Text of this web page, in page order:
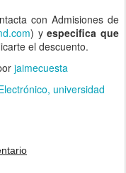
con Admisiones de
) yespecifica que
el descuento.
jaimecuesta
universidad